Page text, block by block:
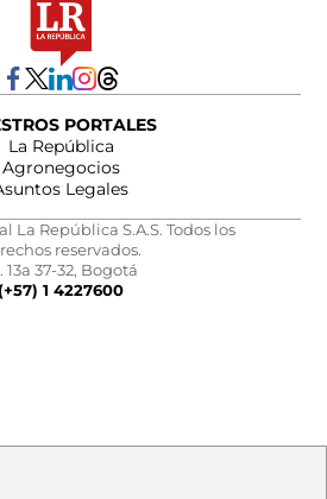
PORTALES
La República
Agronegocios
Legales
La República S.A.S. Todos los
reservados.
13a 37-32, Bogotá
(+57) 1 4227600